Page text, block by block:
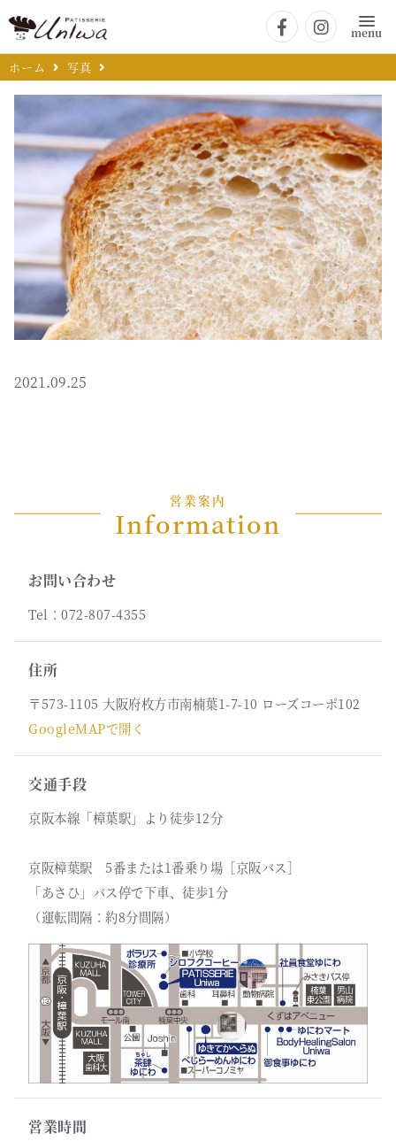
menu
ホーム 写真
2021.09.25
営業案内
Information
お問い合わせ
Tel：072-807-4355
住所
〒573-1105 大阪府枚方市南楠葉1-7-10 ローズコーポ102
GoogleMAPで開く
交通手段
京阪本線「樟葉駅」より徒歩12分
京阪樟葉駅 5番または1番乗り場［京阪バス］
「あさひ」バス停で下車、徒歩1分
（運転間隔：約8分間隔）
営業時間